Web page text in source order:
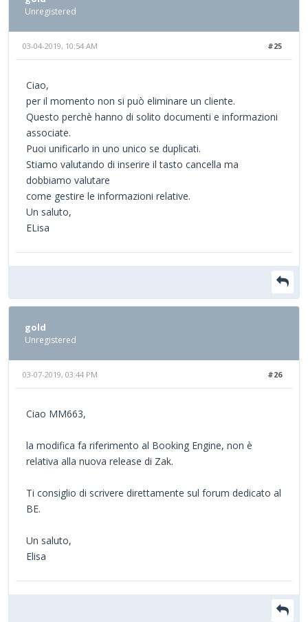
Unregistered
#25
03-04-2019, 10:54 AM
Ciao,
per il momento non si può eliminare un cliente.
Questo perchè hanno di solito documenti e informazioni
associate.
Puoi unificarlo in uno unico se duplicati.
Stiamo valutando di inserire il tasto cancella ma
dobbiamo valutare
come gestire le informazioni relative.
Un saluto,
ELisa
gold
Unregistered
#26
03-07-2019, 03:44 PM
Ciao MM663,
la modifica fa riferimento al Booking Engine, non è
relativa alla nuova release di Zak.
Ti consiglio di scrivere direttamente sul forum dedicato al
BE.
Un saluto,
Elisa